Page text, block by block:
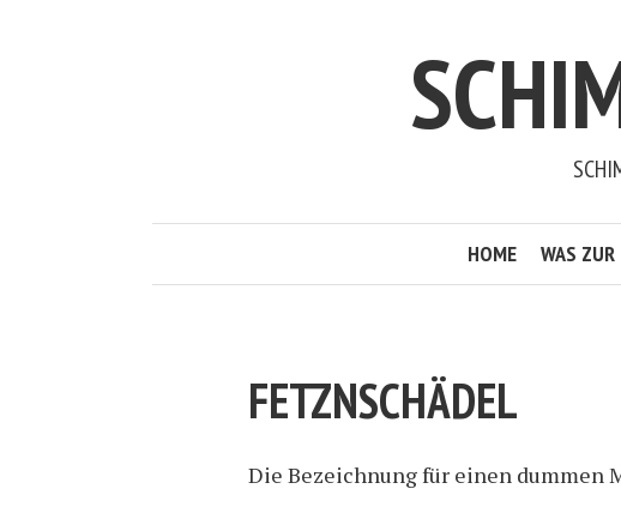
HOME WAS
FETZNSCHÄDEL
Die Bezeichnung für einen dummen